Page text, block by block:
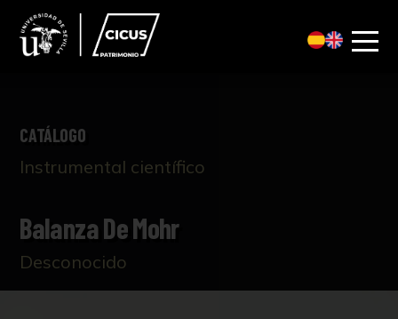
CATÁLOGO
Instrumental científico
Balanza De Mohr
Desconocido